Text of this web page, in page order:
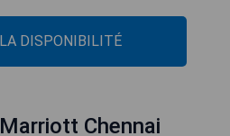
DISPONIBILITÉ
Chennai